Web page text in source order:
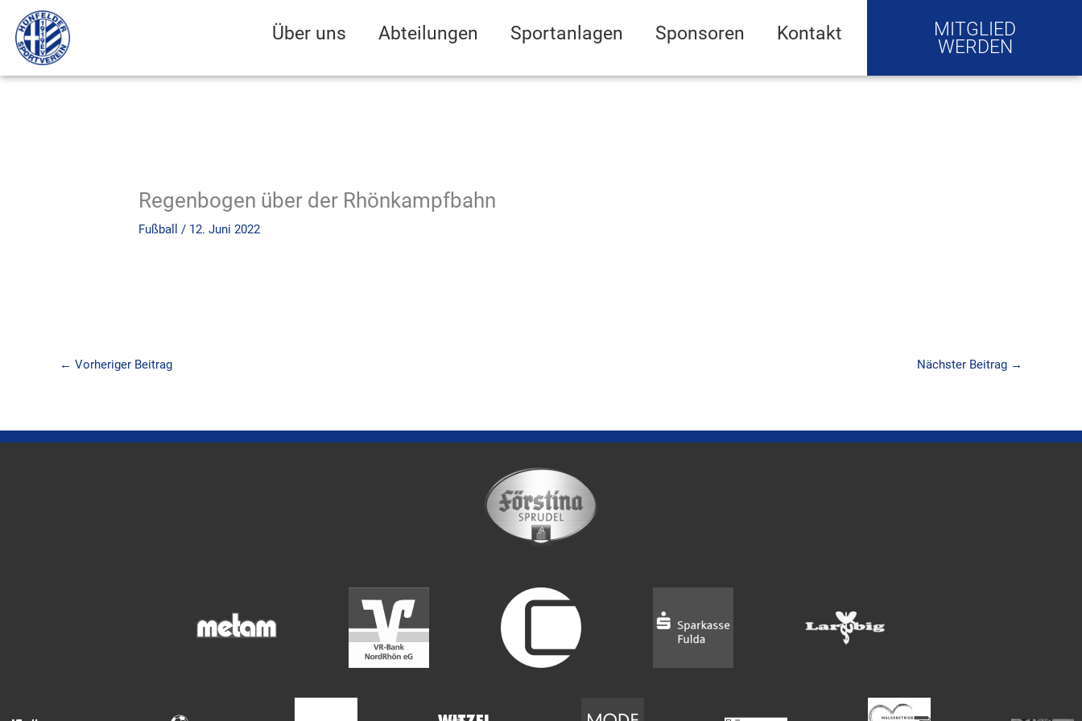
Inhalt
springen
Über uns Abteilungen Sportanlagen Sponsoren Kontakt
MITGLIED
WERDEN
Regenbogen über der Rhönkampfbahn
Fußball / 12. Juni 2022
← Vorheriger Beitrag Nächster Beitrag →